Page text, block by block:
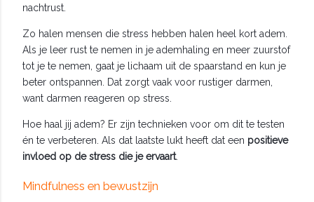
nachtrust.
Zo halen mensen die stress hebben halen heel kort adem.
Als je leer rust te nemen in je ademhaling en meer zuurstof
tot je te nemen, gaat je lichaam uit de spaarstand en kun je
beter ontspannen. Dat zorgt vaak voor rustiger darmen,
want darmen reageren op stress.
Hoe haal jij adem? Er zijn technieken voor om dit te testen
én te verbeteren. Als dat laatste lukt heeft dat een positieve
invloed op de stress die je ervaart.
Mindfulness en bewustzijn